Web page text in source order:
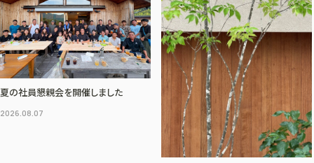
夏の社員懇親会を開催しました
2026.08.07